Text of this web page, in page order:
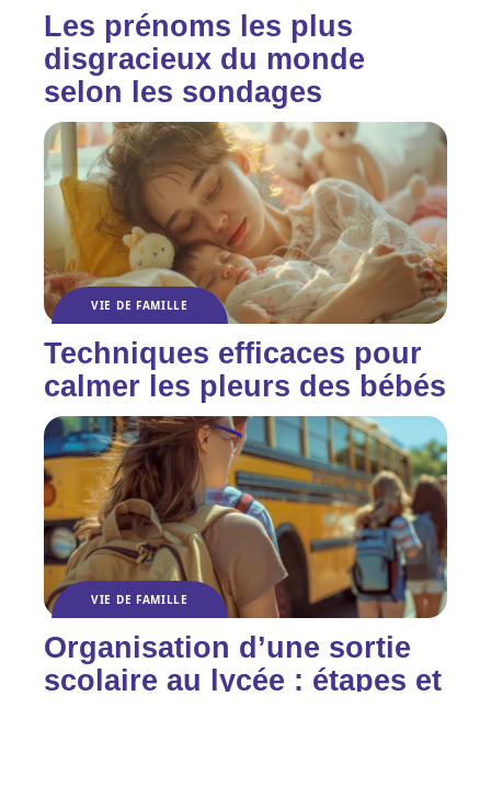
Les prénoms les plus
disgracieux du monde
selon les sondages
VIE DE FAMILLE
Techniques efficaces pour
calmer les pleurs des bébés
VIE DE FAMILLE
Organisation d’une sortie
scolaire au lycée : étapes et